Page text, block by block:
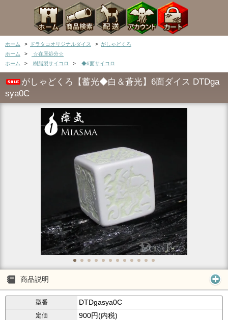
ホーム > ドラタコオリジナルダイス > がしゃどくろ
ホーム
>
☆在庫処分☆
ホーム
> 樹脂製サイコロ > ◆6面サイコロ
がしゃどくろ【蓄光◆白＆蒼光】6面ダイス DTDga
sya0C
商品説明
型番 DTDgasya0C
定価 900円(内税)